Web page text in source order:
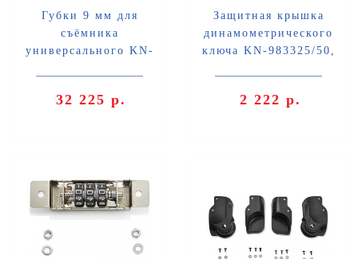
Губки 9 мм для
съёмника
универсального KN-
32 225 р.
Защитная крышка
динамометрического
ключа KN-983325/50,
2 222 р.